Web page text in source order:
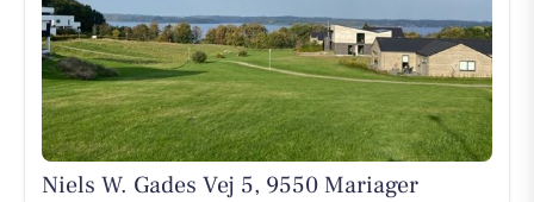
Niels W. Gades Vej 5, 9550 Mariager